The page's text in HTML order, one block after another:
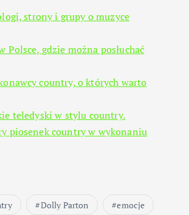
strony i grupy o muzyce
Polsce, gdzie można posłuchać
country, o których warto
teledyski w stylu country.
piosenek country w wykonaniu
Dolly Parton
emocje